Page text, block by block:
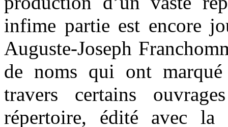
infime partie est encore
Auguste-Joseph
de noms qui ont
travers certains
répertoire, édité avec la